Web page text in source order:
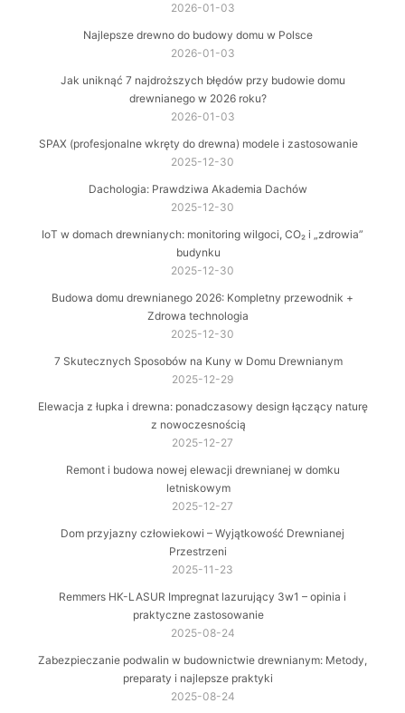
2026-01-03
Najlepsze drewno do budowy domu w Polsce
2026-01-03
Jak uniknąć 7 najdroższych błędów przy budowie domu
drewnianego w 2026 roku?
2026-01-03
SPAX (profesjonalne wkręty do drewna) modele i zastosowanie
2025-12-30
Dachologia: Prawdziwa Akademia Dachów
2025-12-30
IoT w domach drewnianych: monitoring wilgoci, CO₂ i „zdrowia”
budynku
2025-12-30
Budowa domu drewnianego 2026: Kompletny przewodnik +
Zdrowa technologia
2025-12-30
7 Skutecznych Sposobów na Kuny w Domu Drewnianym
2025-12-29
Elewacja z łupka i drewna: ponadczasowy design łączący naturę
z nowoczesnością
2025-12-27
Remont i budowa nowej elewacji drewnianej w domku
letniskowym
2025-12-27
Dom przyjazny człowiekowi – Wyjątkowość Drewnianej
Przestrzeni
2025-11-23
Remmers HK-LASUR Impregnat lazurujący 3w1 – opinia i
praktyczne zastosowanie
2025-08-24
Zabezpieczanie podwalin w budownictwie drewnianym: Metody,
preparaty i najlepsze praktyki
2025-08-24